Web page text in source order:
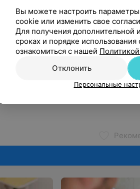
ещёВы можете настроить
cookie или изменить свое
Для получения дополнительной
сроках и порядке
ознакомиться с нашей
Отклонить
Персональные